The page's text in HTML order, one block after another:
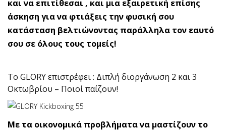
και να επιτίθεσαι , και μια εξαιρετική επίσης
άσκηση για να φτιάξεις την φυσική σου
κατάσταση βελτιώνοντας παράλληλα τον εαυτό
σου σε όλους τους τομείς!
Το GLORY επιστρέφει : Διπλή διοργάνωση 2 και 3
Οκτωβρίου – Ποιοί παίζουν!
Με τα οικονομικά προβλήματα να μαστίζουν το